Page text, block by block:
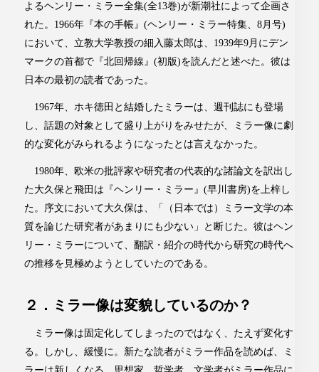
よるヘンリー・ミラー全集(全13巻)が新潮社によって企画さ
れた。1966年『本の手帳』(ヘンリー・ミラー特集、8月号)
において、立教大学教授の細入藤太郎は、1939年9月にデン
マークの首都で『北回帰線』(初版)を読んだと述べた。彼は
日本の最初の読者であった。
1967年、ホキ徳田と結婚したミラーは、週刊誌にも登場
し、話題の対象として盛り上がりをみせたが、ミラー像に劇
的な変化がみられるようになったとは言えなかった。
1980年、欧米の批評家や研究者の代表的な諸論文を訳出し
た大久保と飛田は『ヘンリー・ミラー』(早川書房)を上梓し
た。序文において大久保は、「（日本では）ミラー文学の本
質を論じた研究者があまりにも少ない」と断じた。彼はヘン
リー・ミラーについて、翻訳・紹介の時代から研究の時代へ
の推移を見極めようとしていたのである。
２．ミラー像は変貌しているのか？
ミラー像は固定化してしまったのではなく、たえず変化す
る。しかし、緩慢に。新たな読者がミラー作品を読めば、ミ